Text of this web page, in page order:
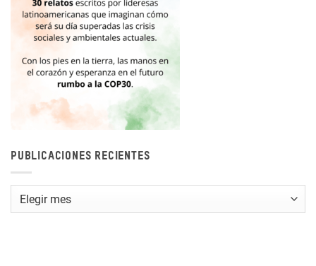
PUBLICACIONES RECIENTES
Publicaciones
recientes